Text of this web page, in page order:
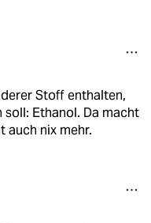
Stoff enthalten,
Ethanol. Da macht
auch nix mehr.